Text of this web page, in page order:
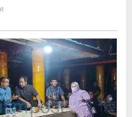
Senilai
2
Juta
Rupiah